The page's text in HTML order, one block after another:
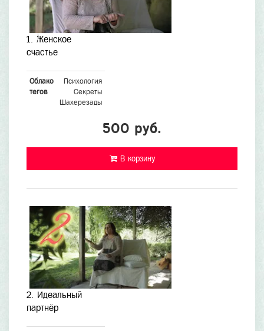
1. Женское
счастье
Облако
тегов
Психология
Секреты
Шахерезады
500 руб.
В корзину
2. Идеальный
партнёр